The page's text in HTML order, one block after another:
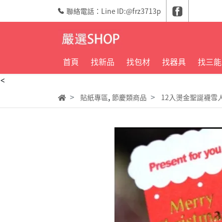
<
聯絡電話：Line ID:@frz3713p
首頁 找新品 找包材 找器具 找三能
貼紙專區, 節慶類商品 12入燙金聖誕襪雪